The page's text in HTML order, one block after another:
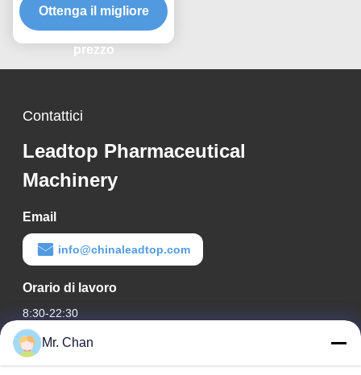
dell'agitatore del
miscelatore 3a
Ottenga il migliore
prezzo
Contattici
Leadtop Pharmaceutical
Machinery
Email
info@chinaleadtop.com
Orario di lavoro
8:30-22:30
Il nostro indirizzo
Mr. Chan